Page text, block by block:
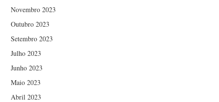
Novembro 2023
Outubro 2023
Setembro 2023
Julho 2023
Junho 2023
Maio 2023
Abril 2023